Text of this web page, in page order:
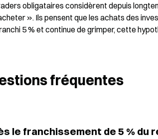
obligataires considèrent depuis
». Ils pensent que les achats des
5 % et continue de grimper, cette
fréquentes
le franchissement de 5 % du